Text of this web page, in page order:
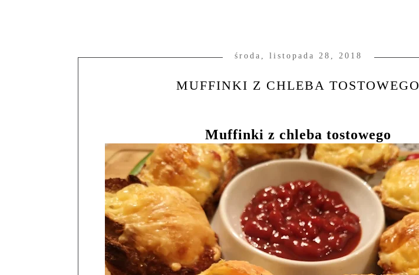
środa, listopada 28, 2018
MUFFINKI Z CHLEBA TOSTOWEGO
Muffinki z chleba tostowego